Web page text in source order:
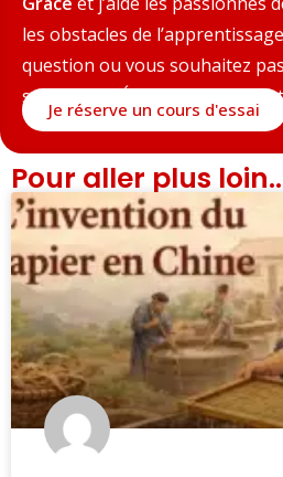
les obstacles de
question ou vous souhaitez
supérieur ? Échangeons sur
Je réserve un cours d'essai
Pour aller plus